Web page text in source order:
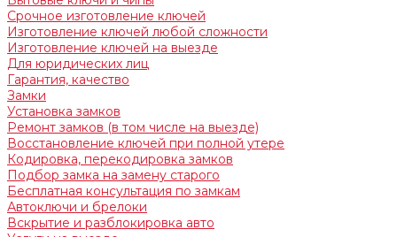
Срочное изготовление ключей
Изготовление ключей любой сложности
Изготовление ключей на выезде
Для юридических лиц
Гарантия, качество
Замки
Установка замков
Ремонт замков (в том числе на выезде)
Восстановление ключей при полной утере
Кодировка, перекодировка замков
Подбор замка на замену старого
Бесплатная консультация по замкам
Автоключи и брелоки
Вскрытие и разблокировка авто